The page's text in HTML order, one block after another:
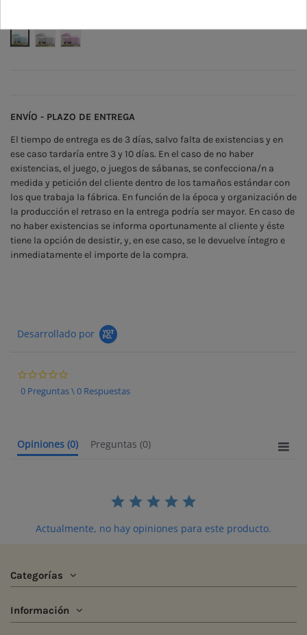
Azul Gris Rosa
ENVÍO - PLAZO DE ENTREGA
El tiempo de entrega es de 3 días, salvo falta de existencias y en
ese caso tardaría entre 3 y 10 días. En el caso de no haber
existencias, el juego, o juegos de sábanas, se confecciona/n a
medida y petición del cliente dentro de los tamaños estándar con
los que trabaja la fábrica. En función de la época y organización de
la producción el retraso en la entrega podría ser mayor. En caso de
no haber existencias se informa oportunamente al cliente y éste
tiene la opción de desistir, y, en ese caso, se le devuelve íntegro e
inmediatamente el importe de la compra.
Desarrollado por
0 Preguntas \ 0 Respuestas
Opiniones (0) Preguntas (0)
Actualmente, no hay opiniones para este producto.
Categorías
Información